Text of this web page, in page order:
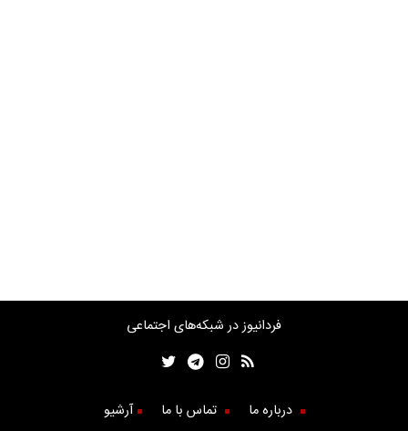
فردانیوز در شبکه‌های اجتماعی
درباره ما تماس با ما آرشیو